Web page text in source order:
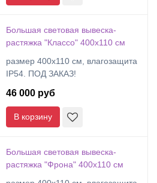
Большая световая вывеска-
растяжка "Классо" 400х110 см
размер 400х110 см, влагозащита
IP54. ПОД ЗАКАЗ!
46 000 руб
В корзину
Большая световая вывеска-
растяжка "Фрона" 400х110 см